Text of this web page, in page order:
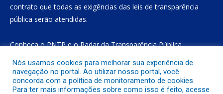
contrato que todas as exigências das leis de transparência
pública serão atendidas.
Conheça oPNTPe oRadar da Transparência Pública
Todos os direitos reservados a Prefeitura Municipal de Gurupá
Nós usamos cookies para melhorar sua experiência de
navegação no portal. Ao utilizar nosso portal, você
concorda com a política de monitoramento de cookies.
Para ter mais informações sobre como isso é feito, acesse